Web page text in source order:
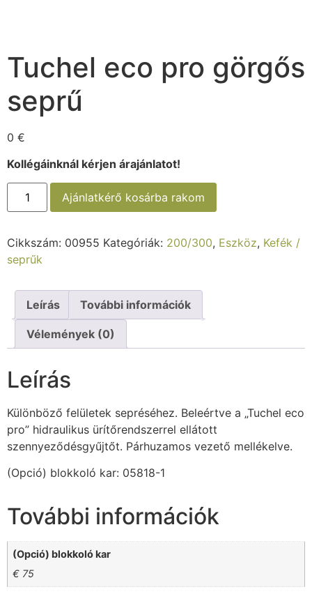
Tuchel eco pro görgős
seprű
0 €
Kollégáinknál kérjen árajánlatot!
Ajánlatkérő kosárba rakom
Cikkszám: 00955 Kategóriák: 200/300, Eszköz, Kefék /
seprűk
Leírás További információk
Vélemények (0)
Leírás
Különböző felületek sepréséhez. Beleértve a „Tuchel eco
pro” hidraulikus ürítőrendszerrel ellátott
szennyeződésgyűjtőt. Párhuzamos vezető mellékelve.
(Opció) blokkoló kar: 05818-1
További információk
(Opció) blokkoló kar
€ 75